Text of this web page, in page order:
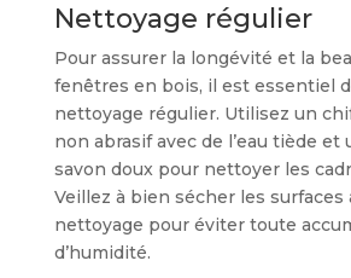
Nettoyage régulier
Pour assurer la longévité et la
fenêtres en bois, il est essentiel
nettoyage régulier. Utilisez un
non abrasif avec de l’eau tiède et
savon doux pour nettoyer les
Veillez à bien sécher les surfaces
nettoyage pour éviter toute
d’humidité.